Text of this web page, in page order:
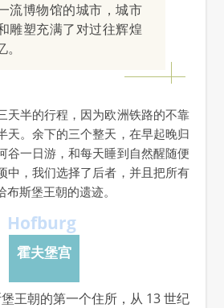
流博物馆的城市，城市
雕塑充满了对过往辉煌
天。余下的三个整天，在早起晚归
谷一日游，和每天睡到自然醒随便
中，我们选择了后者，并且把所有
斯堡王朝的遗迹。
Hofburg
霍夫堡宫
王朝的第一个住所，从 13 世纪